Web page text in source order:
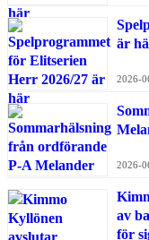
är
2026-
2026-
av
för